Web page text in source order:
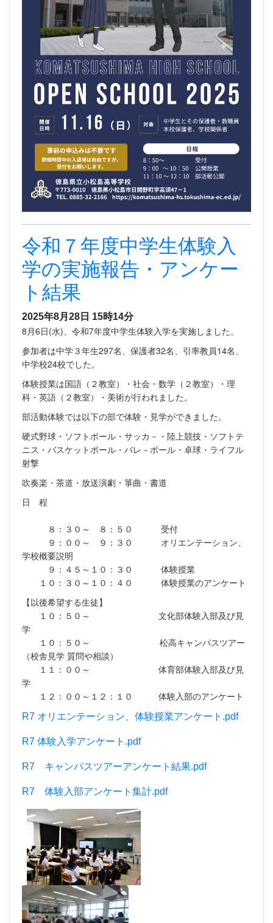
令和７年度中学生体験入
学の実施報告・アンケー
ト結果
2025年8月28日 15時14分
8月6日(水)、令和7年度中学生体験入学を実施しました。
参加者は中学３年生297名、保護者32名、引率教員14名、
中学校24校でした。
体験授業は国語（２教室）・社会・数学（２教室）・理
科・英語（２教室）・美術が行われました。
部活動体験では以下の部で体験・見学ができました。
硬式野球・ソフトボール・サッカ－・陸上競技・ソフトテ
ニス・バスケットボール・バレ－ボール・卓球・ライフル
射撃
吹奏楽・茶道・放送演劇・箏曲・書道
日 程
８：３０～ ８：５０ 受付
９：００～ ９：３０ オリエンテーション、
学校概要説明
９：４５～１０：３０ 体験授業
１０：３０～１０：４０ 体験授業のアンケート
【以後希望する生徒】
１０：５０～ 文化部体験入部及び見
学
１０：５０～ 松高キャンパスツアー
（校舎見学 質問や相談）
１１：００～ 体育部体験入部及び見
学
１２：００～１２：１０ 体験入部のアンケート
R7 オリエンテーション、体験授業アンケート.pdf
R7 体験入学アンケート.pdf
R7 キャンパスツアーアンケート結果.pdf
R7 体験入部アンケート集計.pdf